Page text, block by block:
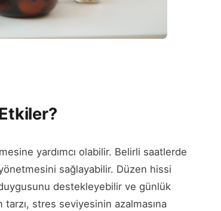
yardımcı olabilir. Belirli saatlerde
sağlayabilir. Düzen hissi
destekleyebilir ve günlük
tarzı, stres seviyesinin azalmasına